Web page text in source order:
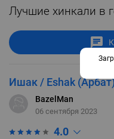
Лучшие хинкали в
Ишак / Eshak
BazelMan
06 сентября 2023
4.0